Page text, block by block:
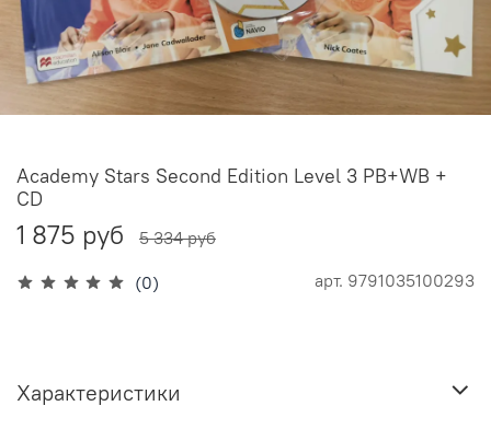
(0) арт. 9791035100293
Academy Stars Second Edition Level 3 PB+WB +
CD
1 875 руб 5 334 руб
Характеристики